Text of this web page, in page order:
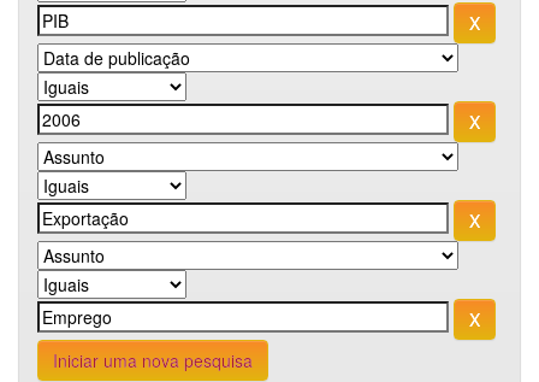
Iniciar uma nova pesquisa